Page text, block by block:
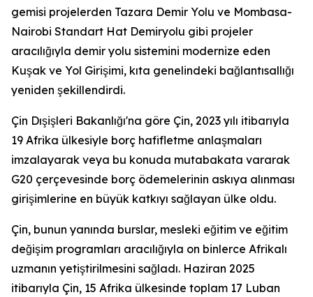
gemisi projelerden Tazara Demir Yolu ve Mombasa-
Nairobi Standart Hat Demiryolu gibi projeler
aracılığıyla demir yolu sistemini modernize eden
Kuşak ve Yol Girişimi, kıta genelindeki bağlantısallığı
yeniden şekillendirdi.
Çin Dışişleri Bakanlığı'na göre Çin, 2023 yılı itibarıyla
19 Afrika ülkesiyle borç hafifletme anlaşmaları
imzalayarak veya bu konuda mutabakata vararak
G20 çerçevesinde borç ödemelerinin askıya alınması
girişimlerine en büyük katkıyı sağlayan ülke oldu.
Çin, bunun yanında burslar, mesleki eğitim ve eğitim
değişim programları aracılığıyla on binlerce Afrikalı
uzmanın yetiştirilmesini sağladı. Haziran 2025
itibarıyla Çin, 15 Afrika ülkesinde toplam 17 Luban